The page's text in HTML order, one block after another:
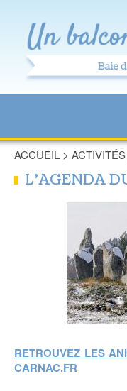
ACCUEIL > ACTIVITÉS
L'AGENDA
RETROUVEZ LES
CARNAC.FR